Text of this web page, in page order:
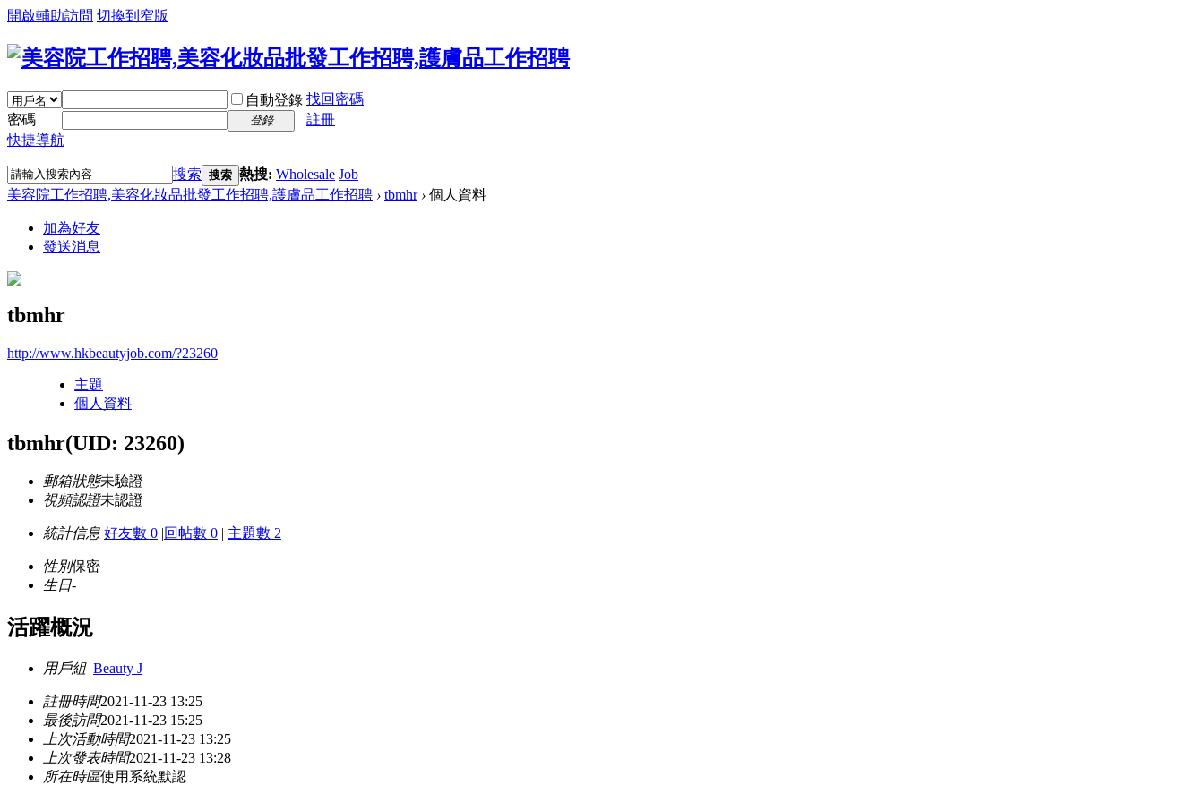
開啟輔助訪問 切換到窄版
自動登錄 找回密碼
密碼
登錄
註冊
快捷導航
搜索 搜索 熱搜: Wholesale Job
美容院工作招聘,美容化妝品批發工作招聘,護膚品工作招聘 › tbmhr › 個人資料
加為好友
發送消息
tbmhr
http://www.hkbeautyjob.com/?23260
主題
個人資料
tbmhr(UID: 23260)
郵箱狀態未驗證
視頻認證未認證
統計信息 好友數 0 |回帖數 0 | 主題數 2
性別保密
生日-
活躍概況
用戶組 Beauty J
註冊時間2021-11-23 13:25
最後訪問2021-11-23 15:25
上次活動時間2021-11-23 13:25
上次發表時間2021-11-23 13:28
所在時區使用系統默認